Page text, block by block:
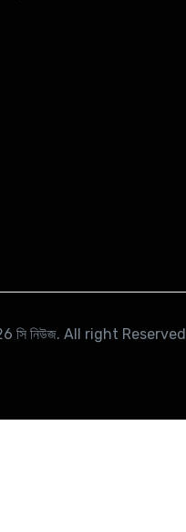
সি নিউজ. All right Reserved